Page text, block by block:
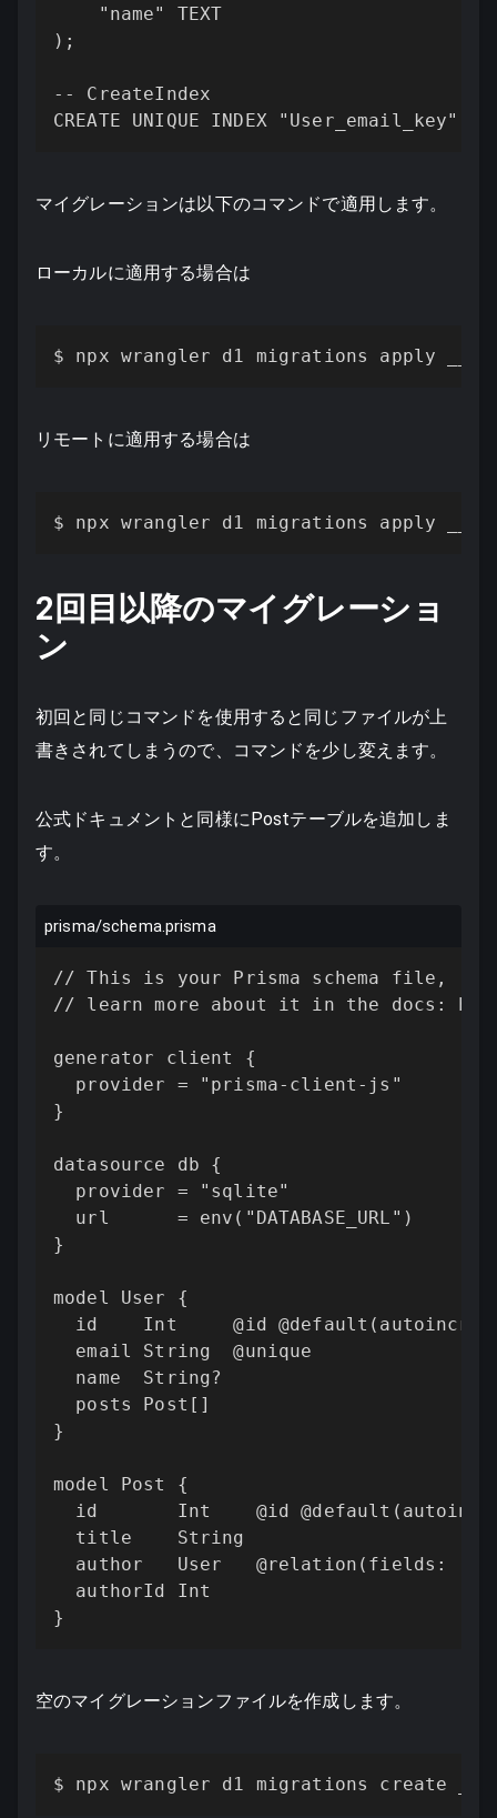
    "name" TEXT
);
-- CreateIndex
マイグレーションは以下のコマンドで適用します。
ローカルに適用する場合は
$ npx wrangler d1 migrations apply
リモートに適用する場合は
$ npx wrangler d1 migrations apply
2回目以降のマイグレーショ
ン
初回と同じコマンドを使用すると同じファイルが上
書きされてしまうので、コマンドを少し変えます。
公式ドキュメントと同様にPostテーブルを追加しま
す。
prisma/schema.prisma
// This is your Prisma schema file,
// learn more about it in the docs:
generator client {
  provider = "prisma-client-js"
}
datasource db {
  provider = "sqlite"
  url      = env("DATABASE_URL")
}
model User {
id    Int     @id
  email String  @unique
  name  String?
  posts Post[]
}
model Post {
id       Int    @id
  title    String
author   User   @relation(fields:
  authorId Int
}
空のマイグレーションファイルを作成します。
$ npx wrangler d1 migrations create